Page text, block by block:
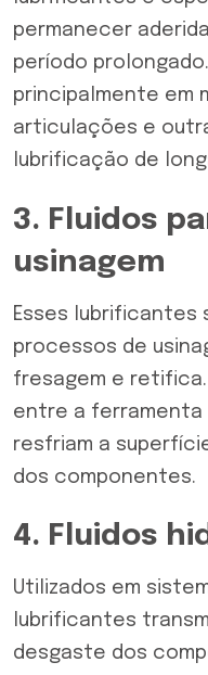
permanecer
período
principalmente em
articulações e
lubrificação de
3. Fluidos
usinagem
Esses lubrificantes
processos de
fresagem e
entre a ferramenta
resfriam a
dos componentes.
4. Fluidos
Utilizados em
lubrificantes
desgaste dos